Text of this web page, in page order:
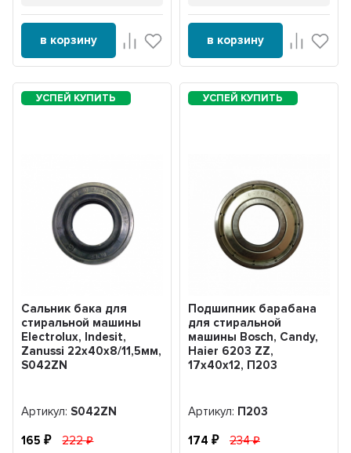
в корзину в корзину
Сальник бака для
стиральной машины
Electrolux, Indesit,
Zanussi 22x40x8/11,5мм,
S042ZN
Артикул:S042ZN
165 222
Подшипник барабана
для стиральной
машины Bosch, Candy,
Haier 6203 ZZ,
17x40x12, П203
Артикул: П203
174 234